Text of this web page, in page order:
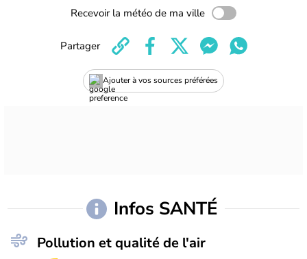
Recevoir la météo de ma ville
Ajouter à vos sources préférées
Partager
Infos SANTÉ
Pollution et qualité de l'air